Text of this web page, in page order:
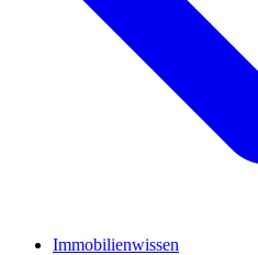
Immobilienwissen